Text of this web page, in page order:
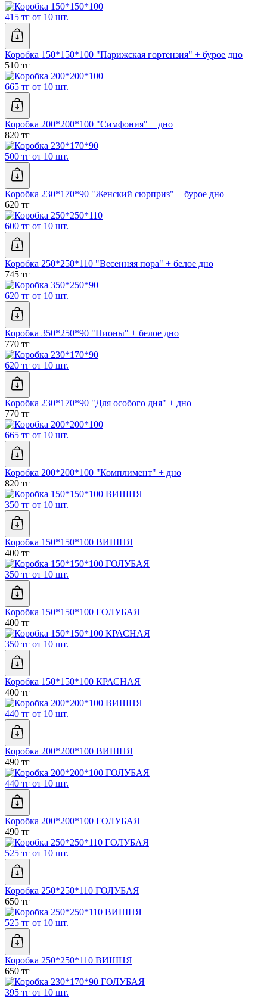
415 тг от 10 шт.
Коробка 150*150*100 "Парижская гортензия" + бурое дно
510 тг
665 тг от 10 шт.
Коробка 200*200*100 "Симфония" + дно
820 тг
500 тг от 10 шт.
Коробка 230*170*90 "Женский сюрприз" + бурое дно
620 тг
600 тг от 10 шт.
Коробка 250*250*110 "Весенняя пора" + белое дно
745 тг
620 тг от 10 шт.
Коробка 350*250*90 "Пионы" + белое дно
770 тг
620 тг от 10 шт.
Коробка 230*170*90 "Для особого дня" + дно
770 тг
665 тг от 10 шт.
Коробка 200*200*100 "Комплимент" + дно
820 тг
350 тг от 10 шт.
Коробка 150*150*100 ВИШНЯ
400 тг
350 тг от 10 шт.
Коробка 150*150*100 ГОЛУБАЯ
400 тг
350 тг от 10 шт.
Коробка 150*150*100 КРАСНАЯ
400 тг
440 тг от 10 шт.
Коробка 200*200*100 ВИШНЯ
490 тг
440 тг от 10 шт.
Коробка 200*200*100 ГОЛУБАЯ
490 тг
525 тг от 10 шт.
Коробка 250*250*110 ГОЛУБАЯ
650 тг
525 тг от 10 шт.
Коробка 250*250*110 ВИШНЯ
650 тг
395 тг от 10 шт.